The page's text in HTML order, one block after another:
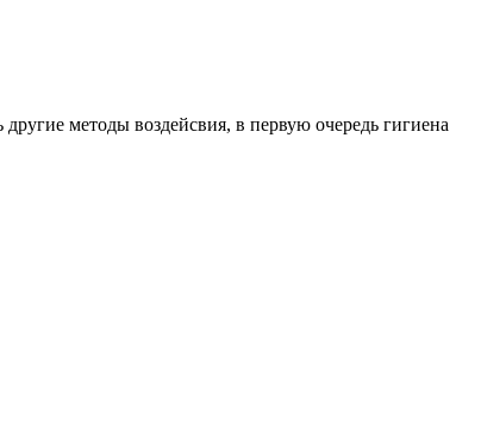
методы воздейсвия, в первую очередь гигиена